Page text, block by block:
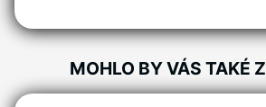
MOHLO BY VÁS TAKÉ